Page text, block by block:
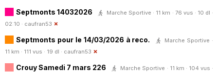
Septmonts 14032026
Marche Sportive · 11 km · 76 vus · 10 dl ·
02:10 · caufran53
Septmonts pour le 14/03/2026 à reco.
Marche Sportive ·
11 km · 111 vus · 19 dl · caufran53
Crouy Samedi 7 mars 226
Marche Sportive · 11 km · 104 vus ·